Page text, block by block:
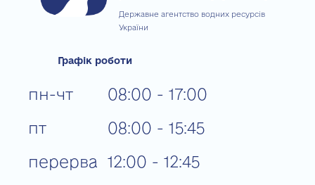
Державне агентство водних ресурсів
України
Графік роботи
пн-чт
пт
перерва
08:00 - 17:00
08:00 - 15:45
12:00 - 12:45